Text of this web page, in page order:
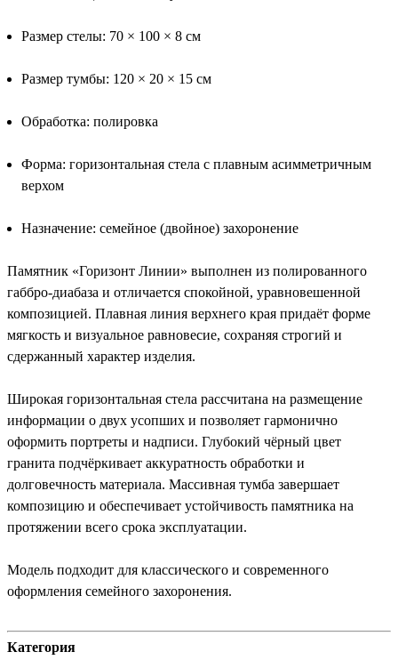
Размер стелы: 70 × 100 × 8 см
Размер тумбы: 120 × 20 × 15 см
Обработка: полировка
Форма: горизонтальная стела с плавным асимметричным
верхом
Назначение: семейное (двойное) захоронение
Памятник «Горизонт Линии» выполнен из полированного
габбро-диабаза и отличается спокойной, уравновешенной
композицией. Плавная линия верхнего края придаёт форме
мягкость и визуальное равновесие, сохраняя строгий и
сдержанный характер изделия.
Широкая горизонтальная стела рассчитана на размещение
информации о двух усопших и позволяет гармонично
оформить портреты и надписи. Глубокий чёрный цвет
гранита подчёркивает аккуратность обработки и
долговечность материала. Массивная тумба завершает
композицию и обеспечивает устойчивость памятника на
протяжении всего срока эксплуатации.
Модель подходит для классического и современного
оформления семейного захоронения.
Категория